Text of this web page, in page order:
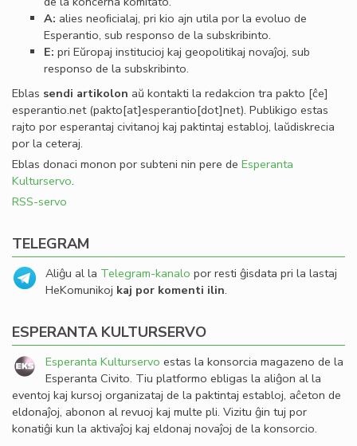
A: alies neoﬁcialaj, pri kio ajn utila por la evoluo de
Esperantio, sub responso de la subskribinto.
E: pri Eŭropaj institucioj kaj geopolitikaj novaĵoj, sub
responso de la subskribinto.
Eblas sendi artikolon aŭ kontakti la redakcion tra pakto [ĉe]
esperantio.net(pakto[at]esperantio[dot]net). Publikigo estas
rajto por esperantaj civitanoj kaj paktintaj establoj, laŭdiskrecia
por la ceteraj.
Eblas donaci monon por subteni nin pere de Esperanta
Kulturservo.
RSS-servo
TELEGRAM
Aliĝu al la Telegram-kanalo por resti ĝisdata pri la lastaj
HeKomunikoj kaj por komenti ilin.
ESPERANTA KULTURSERVO
Esperanta Kulturservo estas la konsorcia magazeno de la
Esperanta Civito. Tiu platformo ebligas la aliĝon al la
eventoj kaj kursoj organizataj de la paktintaj establoj, aĉeton de
eldonaĵoj, abonon al revuoj kaj multe pli. Vizitu ĝin tuj por
konatiĝi kun la aktivaĵoj kaj eldonaj novaĵoj de la konsorcio.